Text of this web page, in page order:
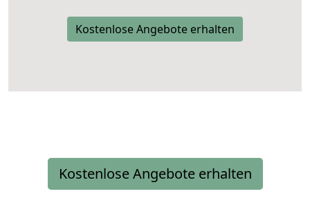
Kostenlose Angebote erhalten
Kostenlose Angebote erhalten